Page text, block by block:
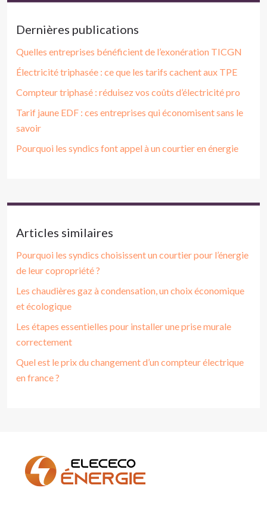
Dernières publications
Quelles entreprises bénéficient de l’exonération TICGN
Électricité triphasée : ce que les tarifs cachent aux TPE
Compteur triphasé : réduisez vos coûts d’électricité pro
Tarif jaune EDF : ces entreprises qui économisent sans le
savoir
Pourquoi les syndics font appel à un courtier en énergie
Articles similaires
Pourquoi les syndics choisissent un courtier pour l’énergie
de leur copropriété ?
Les chaudières gaz à condensation, un choix économique
et écologique
Les étapes essentielles pour installer une prise murale
correctement
Quel est le prix du changement d’un compteur électrique
en france ?